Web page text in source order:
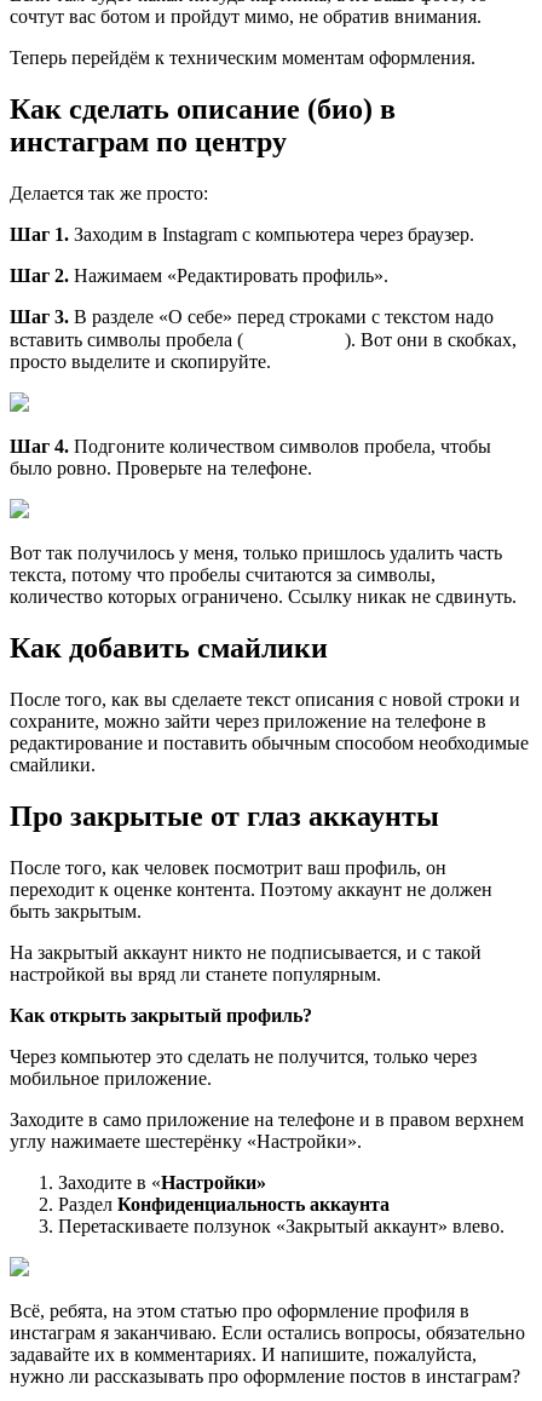
сочтут вас ботом и пройдут мимо, не обратив внимания.
Теперь перейдём к техническим моментам оформления.
Как сделать описание (био) в
инстаграм по центру
Делается так же просто:
Шаг 1. Заходим в Instagram с компьютера через браузер.
Шаг 2. Нажимаем «Редактировать профиль».
Шаг 3. В разделе «О себе» перед строками с текстом надо
вставить символы пробела (⠀⠀⠀⠀⠀⠀⠀). Вот они в скобках,
просто выделите и скопируйте.
Шаг 4. Подгоните количеством символов пробела, чтобы
было ровно. Проверьте на телефоне.
Вот так получилось у меня, только пришлось удалить часть
текста, потому что пробелы считаются за символы,
количество которых ограничено. Ссылку никак не сдвинуть.
Как добавить смайлики
После того, как вы сделаете текст описания с новой строки и
сохраните, можно зайти через приложение на телефоне в
редактирование и поставить обычным способом необходимые
смайлики.
Про закрытые от глаз аккаунты
После того, как человек посмотрит ваш профиль, он
переходит к оценке контента. Поэтому аккаунт не должен
быть закрытым.
На закрытый аккаунт никто не подписывается, и с такой
настройкой вы вряд ли станете популярным.
Как открыть закрытый профиль?
Через компьютер это сделать не получится, только через
мобильное приложение.
Заходите в само приложение на телефоне и в правом верхнем
углу нажимаете шестерёнку «Настройки».
Заходите в «Настройки»
Раздел Конфиденциальность аккаунта
Перетаскиваете ползунок «Закрытый аккаунт» влево.
Всё, ребята, на этом статью про оформление профиля в
инстаграм я заканчиваю. Если остались вопросы, обязательно
задавайте их в комментариях. И напишите, пожалуйста,
нужно ли рассказывать про оформление постов в инстаграм?